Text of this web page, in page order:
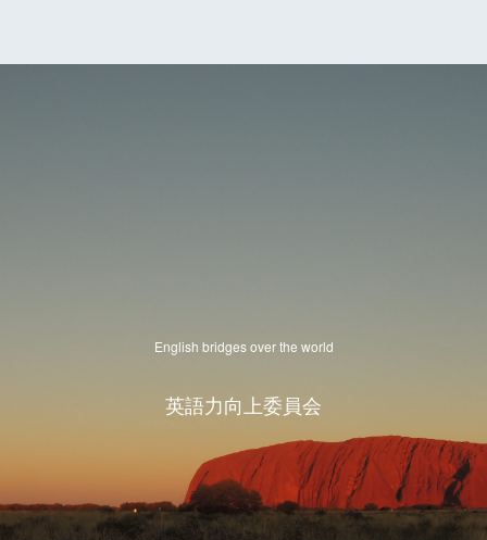
English bridges over the world
英語力向上委員会